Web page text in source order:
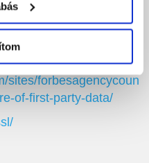
marketing/first-party-
sites/forbesagencycoun
of-first-party-data/